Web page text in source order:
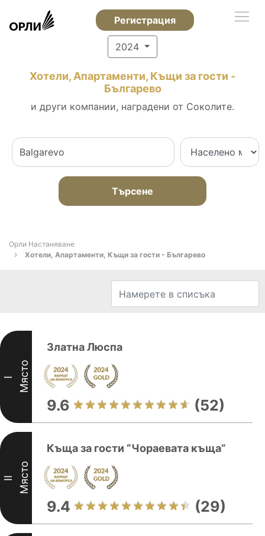
Регистрация
2024
Хотели, Апартаменти, Къщи за гости -
Българево
и други компании, наградени от Соколите.
Търсене
Орли Настаняване
Хотели, Апартаменти, Къщи за гости - Българево
I Място
Златна Люспа
9.6 (52)
II Място
Къща за гости “Чораевата къща”
9.4 (29)